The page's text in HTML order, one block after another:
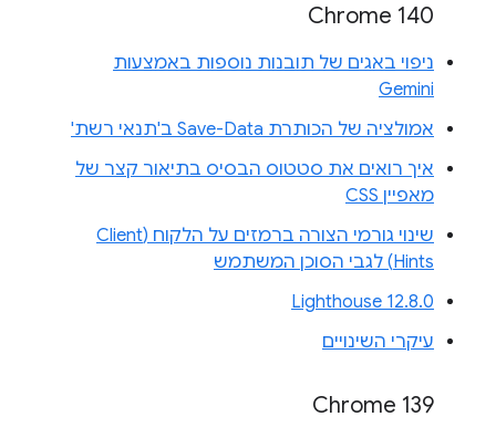
Chrome 140
ניפוי באגים של תובנות נוספות באמצעות
Gemini
אמולציה של הכותרת Save-Data ב'תנאי רשת'
איך רואים את סטטוס הבסיס בתיאור קצר של
מאפיין CSS
שינוי גורמי הצורה ברמזים על הלקוח (Client
Hints) לגבי הסוכן המשתמש
Lighthouse 12.8.0
עיקרי השינויים
Chrome 139